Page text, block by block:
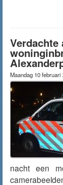
Maandag 10 februari
nacht een